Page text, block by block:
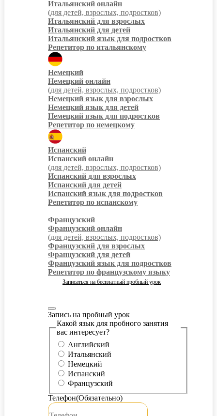
Итальянский онлайн
(для детей, взрослых, подростков)
Итальянский для взрослых
Итальянский для детей
Итальянский язык для подростков
Репетитор по итальянскому
Немецкий
Немецкий онлайн
(для детей, взрослых, подростков)
Немецкий язык для взрослых
Немецкий язык для детей
Немецкий язык для подростков
Репетитор по немецкому
Испанский
Испанский онлайн
(для детей, взрослых, подростков)
Испанский для взрослых
Испанский для детей
Испанский язык для подростков
Репетитор по испанскому
Французский
Французский онлайн
(для детей, взрослых, подростков)
Французский для взрослых
Французский для детей
Французский язык для подростков
Репетитор по французскому языку
Записаться на бесплатный пробный урок
Запись на пробный урок
Какой язык для пробного занятия
вас интересует?
Английский
Итальянский
Немецкий
Испанский
Французский
Телефон(Обязательно)